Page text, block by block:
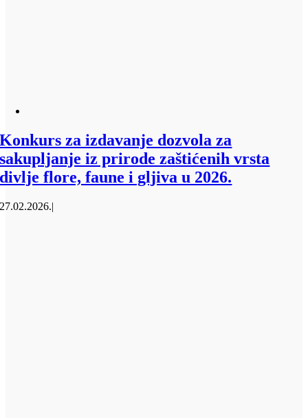
Konkurs za izdavanje dozvola za
sakupljanje iz prirode zaštićenih vrsta
divlje flore, faune i gljiva u 2026.
27.02.2026.|